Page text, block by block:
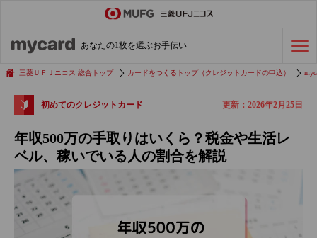
あなたの1枚を選ぶお手伝い
会社経費の支払い 効率化術
三菱ＵＦＪニコス 総合トップ カードをつくるトップ（クレジットカードの申込）
初めてのクレジットカード 更新：2026年2月25日
年収500万の手取りはいくら？税金や生活レ
ベル、稼いでいる人の割合を解説